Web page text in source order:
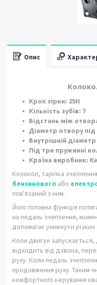
Опис
Крок зірки: 25H
Кількість зубів: 7
Відстань між
Діаметр отвору
Внутрішній
Під три пружинні
Країна виробник:
Колокол, тарілка
бензинового або
пов'язаний з ним.
Його головна функція
на педаль зчеплення,
допомагає уникнути
Коли двигун
відходить від дзвона,
руху. Коли педаль
продовження руху. Таким
комфортного керування